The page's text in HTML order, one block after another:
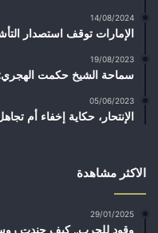
14/08/2024
الإمارات توقف استصدار
19/08/2023
سماحة الشيخ حكمت
05/06/2023
الإنتحار، حكاية إخفاء أم
الاكثر مشاهدة
29/01/2025
وقود للحرب.. كيف جندت